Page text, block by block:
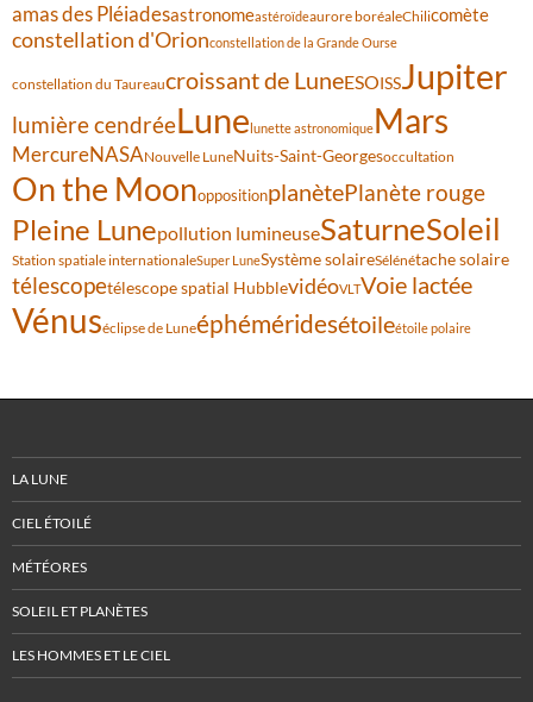
amas des Pléiadesastronomeastéroïdeaurore boréaleChilicomète
constellation d'Orionconstellation de la Grande Ourse
constellation du Taureaucroissant de LuneESOISSJupiter
lumière cendréeLune lunette astronomiqueMars
MercureNASANouvelle LuneNuits-Saint-Georgesoccultation
On the MoonoppositionplanètePlanète rouge
Pleine Lunepollution lumineuseSaturneSoleil
Station spatiale internationaleSuper LuneSystème solaireSélénétache solaire
télescopetélescope spatial HubblevidéoVLTVoie lactée
Vénuséclipse de Luneéphéméridesétoileétoile polaire
LA LUNE
CIEL ÉTOILÉ
MÉTÉORES
SOLEIL ET PLANÈTES
LES HOMMES ET LE CIEL